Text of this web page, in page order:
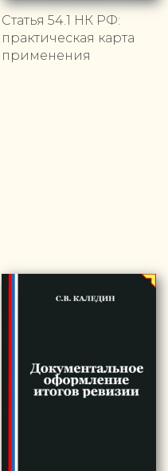
Статья 54.1 НК РФ:
практическая карта
применения